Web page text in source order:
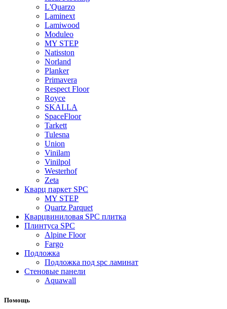
L'Quarzo
Laminext
Lamiwood
Moduleo
MY STEP
Natisston
Norland
Planker
Primavera
Respect Floor
Royce
SKALLA
SpaceFloor
Tarkett
Tulesna
Union
Vinilam
Vinilpol
Westerhof
Zeta
Кварц паркет SPC
MY STEP
Quartz Parquet
Кварцвиниловая SPC плитка
Плинтуса SPC
Alpine Floor
Fargo
Подложка
Подложка под spc ламинат
Стеновые панели
Aquawall
Помощь